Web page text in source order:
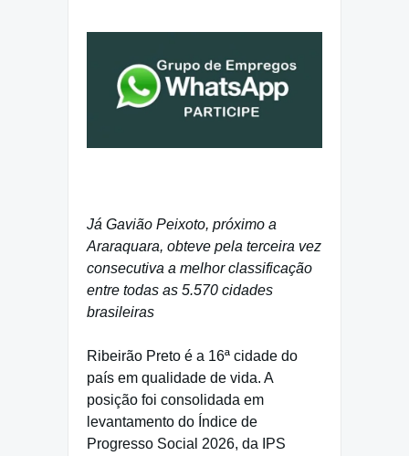
Já Gavião Peixoto, próximo a
Araraquara, obteve pela terceira vez
consecutiva a melhor classificação
entre todas as 5.570 cidades
brasileiras
Ribeirão Preto é a 16ª cidade do
país em qualidade de vida. A
posição foi consolidada em
levantamento do Índice de
Progresso Social 2026, da IPS